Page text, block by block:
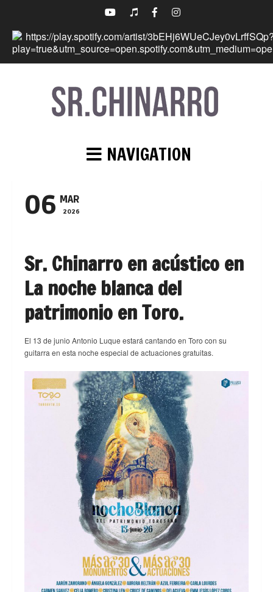
NAVIGATION
06 MAR
2026
Sr. Chinarro en acústico en
La noche blanca del
patrimonio en Toro.
El 13 de junio Antonio Luque estará cantando en Toro con su
guitarra en esta noche especial de actuaciones gratuitas.